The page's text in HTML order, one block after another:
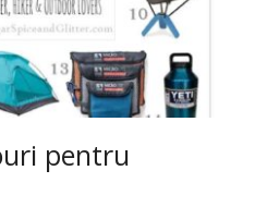
pentru